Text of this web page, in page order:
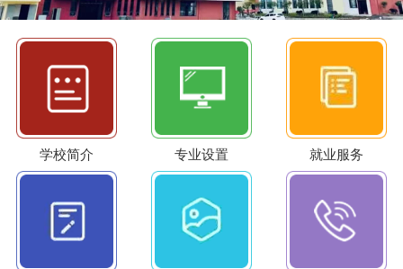
学校简介 专业设置 就业服务